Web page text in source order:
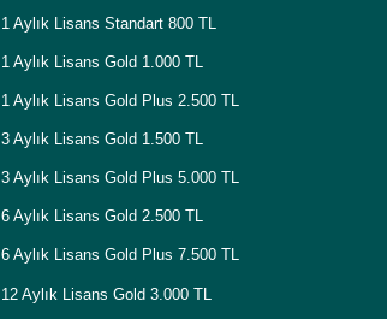
1 Aylık Lisans Standart 800 TL
1 Aylık Lisans Gold 1.000 TL
1 Aylık Lisans Gold Plus 2.500 TL
3 Aylık Lisans Gold 1.500 TL
3 Aylık Lisans Gold Plus 5.000 TL
6 Aylık Lisans Gold 2.500 TL
6 Aylık Lisans Gold Plus 7.500 TL
12 Aylık Lisans Gold 3.000 TL